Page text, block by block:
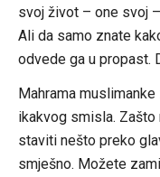
svoj život – one svoj
Ali da samo znate
odvede ga u propast.
Mahrama
ikakvog smisla.
staviti nešto preko
smješno. Možete